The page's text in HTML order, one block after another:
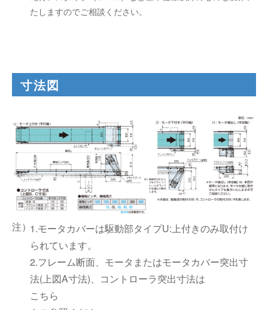
たしますのでご相談ください。
寸法図
1.モータカバーは駆動部タイプU:上付きのみ取付け
られています。
2.フレーム断面、モータまたはモータカバー突出寸
法(上図A寸法)、コントローラ突出寸法は
こちら